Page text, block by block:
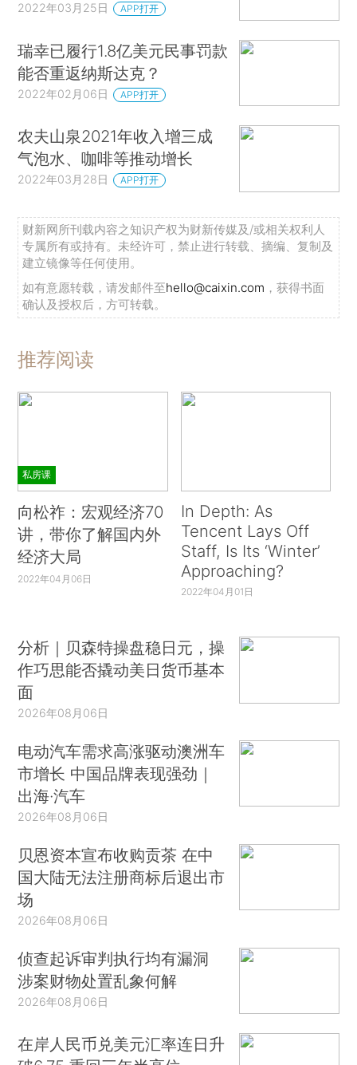
2022年03月25日 APP打开
瑞幸已履行1.8亿美元民事罚款
能否重返纳斯达克？
2022年02月06日 APP打开
农夫山泉2021年收入增三成
气泡水、咖啡等推动增长
2022年03月28日 APP打开
财新网所刊载内容之知识产权为财新传媒及/或相关权利人
专属所有或持有。未经许可，禁止进行转载、摘编、复制及
建立镜像等任何使用。
如有意愿转载，请发邮件至hello@caixin.com ，获得书面
确认及授权后，方可转载。
推荐阅读
私房课
向松祚：宏观经济70
讲，带你了解国内外
经济大局
2022年04月06日
In Depth: As
Tencent Lays Off
Staff, Is Its ‘Winter’
Approaching?
2022年04月01日
分析｜贝森特操盘稳日元，操
作巧思能否撬动美日货币基本
面
2026年08月06日
电动汽车需求高涨驱动澳洲车
市增长 中国品牌表现强劲｜
出海·汽车
2026年08月06日
贝恩资本宣布收购贡茶 在中
国大陆无法注册商标后退出市
场
2026年08月06日
侦查起诉审判执行均有漏洞
涉案财物处置乱象何解
2026年08月06日
在岸人民币兑美元汇率连日升